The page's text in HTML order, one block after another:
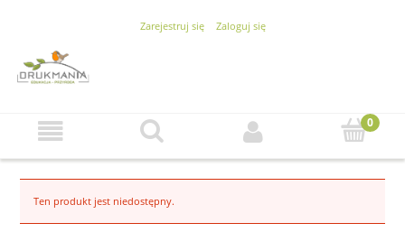
Zarejestruj się Zaloguj się
Ten produkt jest niedostępny.